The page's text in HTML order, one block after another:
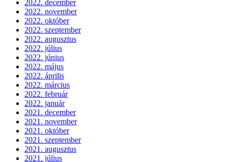
2022. december
2022. november
2022. október
2022. szeptember
2022. augusztus
2022. július
2022. június
2022. május
2022. április
2022. március
2022. február
2022. január
2021. december
2021. november
2021. október
2021. szeptember
2021. augusztus
2021. július